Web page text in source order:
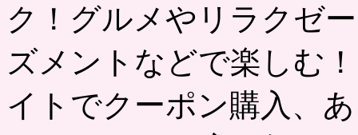
ク！グルメやリラクゼ
ズメントなどで楽しむ
イトでクーポン購入、